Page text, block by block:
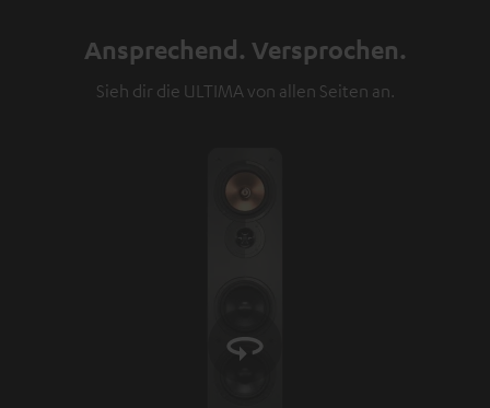
Ansprechend. Versprochen.
Sieh dir die ULTIMA von allen Seiten an.